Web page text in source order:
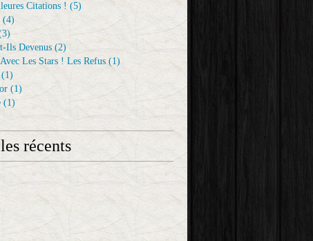
Citations ! (5)
(4)
Ils Devenus (2)
Les Stars ! Les Refus (1)
(1)
(1)
(1)
récents